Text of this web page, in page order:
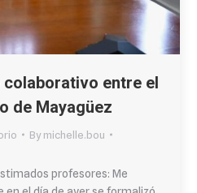
entre el
de Mayagüez
Bymichelle.bou
profesores: Me